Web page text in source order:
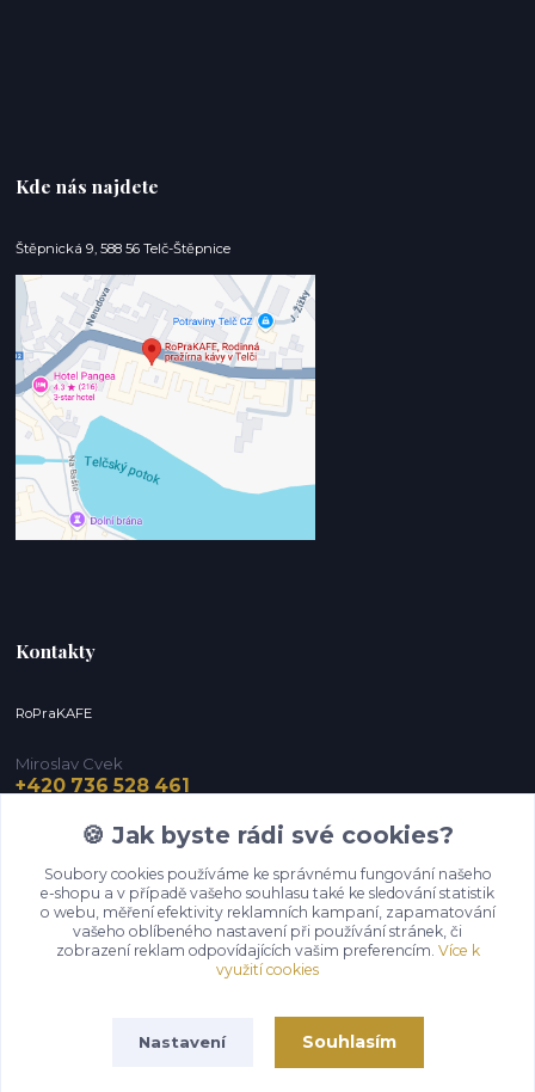
Kde nás najdete
Štěpnická 9, 588 56 Telč-Štěpnice
Kontakty
RoPraKAFE
Miroslav Cvek
+420 736 528 461
Upravit sběr cookies.
🍪 Jak byste rádi své cookies?
Soubory cookies používáme ke správnému fungování našeho
e-shopu a v případě vašeho souhlasu také ke sledování statistik
o webu, měření efektivity reklamních kampaní, zapamatování
vašeho oblíbeného nastavení při používání stránek, či
zobrazení reklam odpovídajících vašim preferencím. Více k
využití cookies
Nastavení Souhlasím